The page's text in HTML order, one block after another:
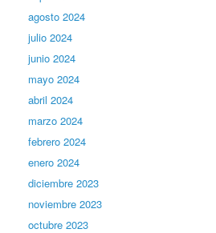
agosto 2024
julio 2024
junio 2024
mayo 2024
abril 2024
marzo 2024
febrero 2024
enero 2024
diciembre 2023
noviembre 2023
octubre 2023